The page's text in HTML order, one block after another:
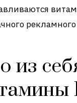
из